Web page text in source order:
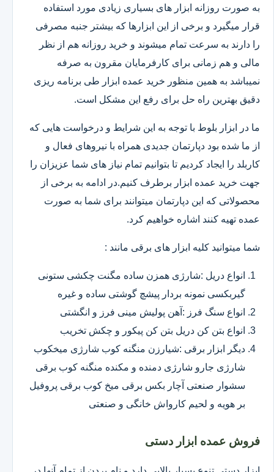
به صورت روزانه ابزار های بسیاری زیادی مورد استفاده
قرار میگیرد و برخی از این ابزارها که بیشتر جنبه مصرفی
را دارند به سرعت تمام میشوند و خرید روزانه هم از نظر
مالی و هم زمانی برای کارفرمایان مقرون به صرفه
نمیباشد به همین منظور خرید عمده ابزار طی برنامه ریزی
دقیق بهترین راه حل برای رفع این مشکل است.
ما در ابزار بلوط با توجه به این شرایط و درخواست هایی که
از ما شده بود دپارتمان جدیدی همراه با نیروهای فعال و
کاربلد را ایجاد کردیم تا بتوانیم تمام نیاز های شما عزیزان را
جهت خرید عمده ابزار برطرف کنیم.در ادامه به برخی از
محصولاتی که این دپارتمان میتوانند برای شما به صورت
عمده تهیه کنند اشاره خواهیم کرد.
شما میتوانید کلیه ابزار های برقی مانند :
انواع دریل :شارژی همزن ساده مگنت چکشی ستونی
گیربکسی نمونه بردار پیشچ گوشتی ساده و غیره
انواع سنگ فرز :آهن پولیش مینی فرز و انگشتی
انواع بتن کن دریل بتن کن پیکور و چکش تخریب
دیگر ابزار برقی :شیارزن منگنه کوب شارژی میخکوب
شارژی جارو شارژی دمنده و مکنده منگنه کوب برقی
سشوار صنعتی آچار بکس برقی میخ کوب برقی پروفیل
بر هویه و لحیم کارواش خانگی و صنعتی
فروش عمده ابزار دستی